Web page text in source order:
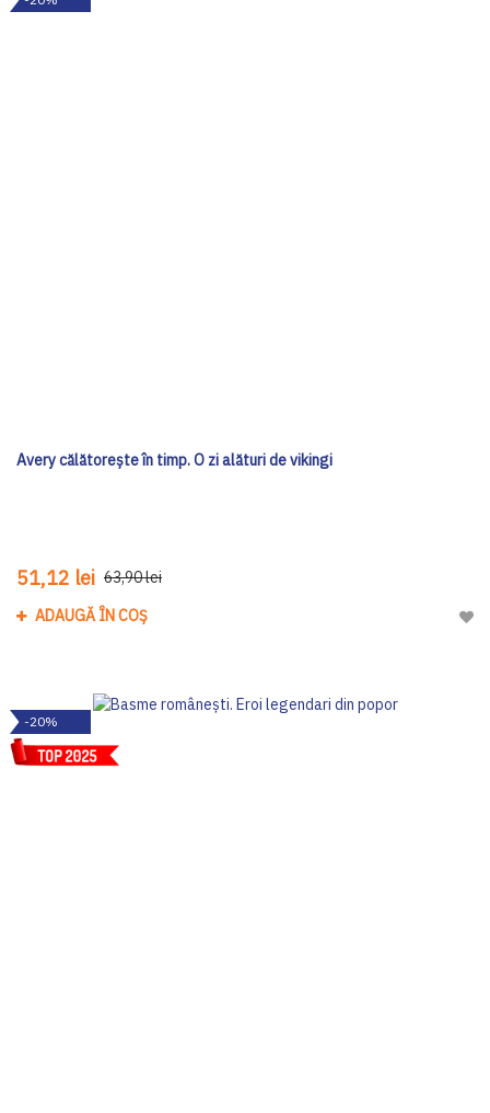
Avery călătorește în timp. O zi alături de vikingi
51,12 lei 63,90 lei
ADAUGĂ ÎN COȘ
-20%